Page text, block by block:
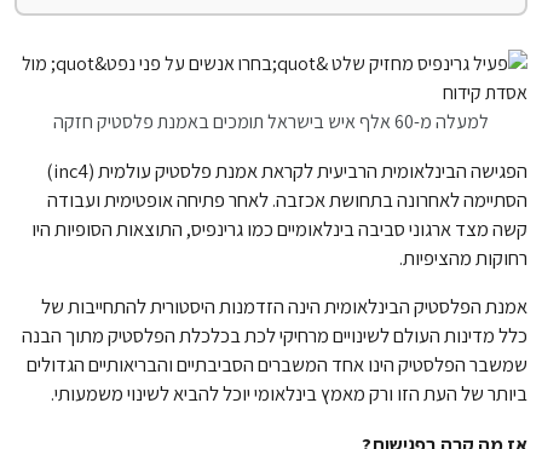
למעלה מ-60 אלף איש בישראל תומכים באמנת פלסטיק חזקה
הפגישה הבינלאומית הרביעית לקראת אמנת פלסטיק עולמית (inc4)
הסתיימה לאחרונה בתחושת אכזבה. לאחר פתיחה אופטימית ועבודה
קשה מצד ארגוני סביבה בינלאומיים כמו גרינפיס, התוצאות הסופיות היו
רחוקות מהציפיות.
אמנת הפלסטיק הבינלאומית הינה הזדמנות היסטורית להתחייבות של
כלל מדינות העולם לשינויים מרחיקי לכת בכלכלת הפלסטיק מתוך הבנה
שמשבר הפלסטיק הינו אחד המשברים הסביבתיים והבריאותיים הגדולים
ביותר של העת הזו ורק מאמץ בינלאומי יוכל להביא לשינוי משמעותי.